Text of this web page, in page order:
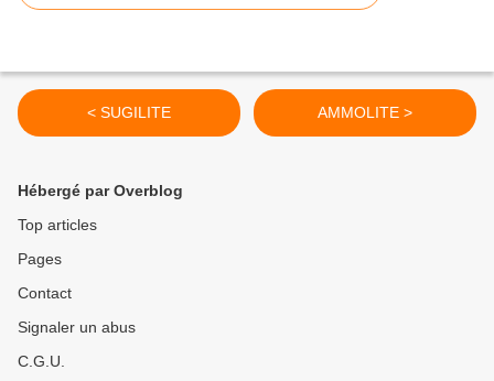
< SUGILITE AMMOLITE >
Hébergé par Overblog
Top articles
Pages
Contact
Signaler un abus
C.G.U.